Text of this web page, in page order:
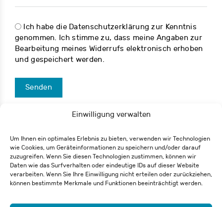
Einwilligung verwalten
Um Ihnen ein optimales Erlebnis zu bieten, verwenden wir Technologien
wie Cookies, um Geräteinformationen zu speichern und/oder darauf
zuzugreifen. Wenn Sie diesen Technologien zustimmen, können wir
Daten wie das Surfverhalten oder eindeutige IDs auf dieser Website
verarbeiten. Wenn Sie Ihre Einwilligung nicht erteilen oder zurückziehen,
können bestimmte Merkmale und Funktionen beeinträchtigt werden.
Ich habe die Datenschutzerklärung zur Kenntnis
genommen. Ich stimme zu, dass meine Angaben zur
Bearbeitung meines Widerrufs elektronisch erhoben
und gespeichert werden.
Senden
Eisenbahnstraße 62
79098 Freiburg
+49 761 55 65 27-0